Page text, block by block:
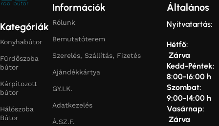
Kategóriák
Konyhabútor
Fürdőszoba
bútor
Kárpitozott
bútor
Hálószoba
Bútor
Információk
Rólunk
Bemutatóterem
Szerelés, Szállítás, Fizetés
Ajándékkártya
GY.I.K.
Adatkezelés
Á.SZ.F.
Általános
Nyitvatartás:
Hétfő:
Zárva
Kedd-Péntek:
8:00-16:00 h
Szombat:
9:00-14:00 h
Vasárnap:
Zárva